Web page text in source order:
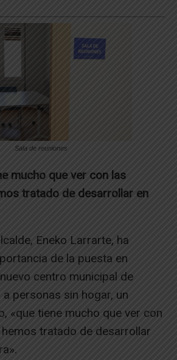
Sala de reuniones
mucho que ver con las
tratado de desarrollar en
Eneko Larrarte, ha
de la puesta en
centro municipal de
personas sin hogar, un
«que tiene mucho que ver con
tratado de desarrollar